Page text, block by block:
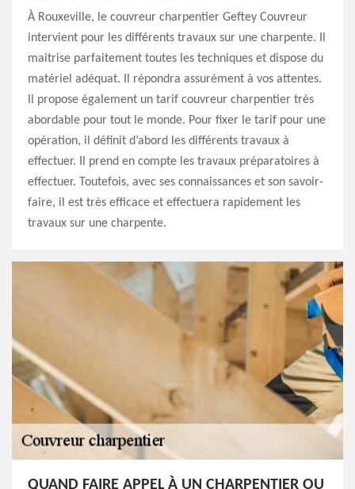
À Rouxeville, le couvreur charpentier Geftey Couvreur
intervient pour les différents travaux sur une charpente. Il
maitrise parfaitement toutes les techniques et dispose du
matériel adéquat. Il répondra assurément à vos attentes.
Il propose également un tarif couvreur charpentier très
abordable pour tout le monde. Pour fixer le tarif pour une
opération, il définit d’abord les différents travaux à
effectuer. Il prend en compte les travaux préparatoires à
effectuer. Toutefois, avec ses connaissances et son savoir-
faire, il est très efficace et effectuera rapidement les
travaux sur une charpente.
QUAND FAIRE APPEL À UN CHARPENTIER OU